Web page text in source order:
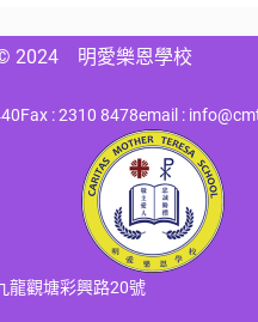
2024 明愛樂恩學校
Fax : 2310 8478email :
龍觀塘彩興路20號